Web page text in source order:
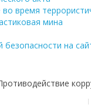
время
мина
безопасности на